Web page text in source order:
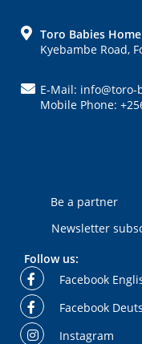
FOOTERToro Babies Home
Kyebambe Road,
E-Mail:
Mobile Phone:
Be a partner
Newsletter
Follow us:
Facebook
Facebook
Instagram